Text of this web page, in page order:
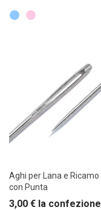
Aghi per Lana e Ricamo
con Punta
3,00 € la confezione